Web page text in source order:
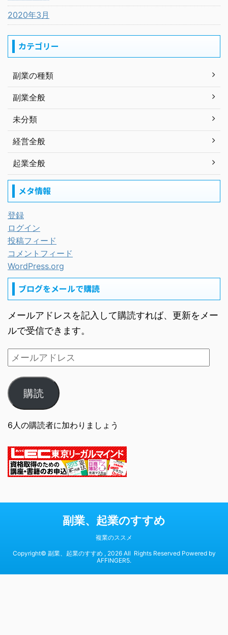
2020年3月
カテゴリー
副業の種類
副業全般
未分類
経営全般
起業全般
メタ情報
登録
ログイン
投稿フィード
コメントフィード
WordPress.org
ブログをメールで購読
メールアドレスを記入して購読すれば、更新をメー
ルで受信できます。
購読
6人の購読者に加わりましょう
副業、起業のすすめ
複業のススメ
Copyright© 副業、起業のすすめ , 2026 All Rights Reserved Powered by
AFFINGER5.